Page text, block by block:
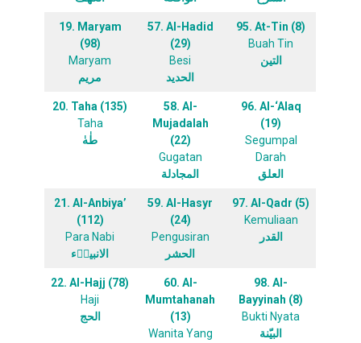
19. Maryam
(98)
Maryam
مريم
57. Al-Hadid
(29)
Besi
الحديد
95. At-Tin (8)
Buah Tin
التين
20. Taha (135)
Taha
طٰهٰ
58. Al-
Mujadalah
(22)
Gugatan
المجادلة
96. Al-‘Alaq
(19)
Segumpal
Darah
العلق
21. Al-Anbiya’
(112)
Para Nabi
الانبياۤء
59. Al-Hasyr
(24)
Pengusiran
الحشر
97. Al-Qadr (5)
Kemuliaan
القدر
22. Al-Hajj (78)
Haji
الحج
60. Al-
Mumtahanah
(13)
Wanita Yang
98. Al-
Bayyinah (8)
Bukti Nyata
البيّنة